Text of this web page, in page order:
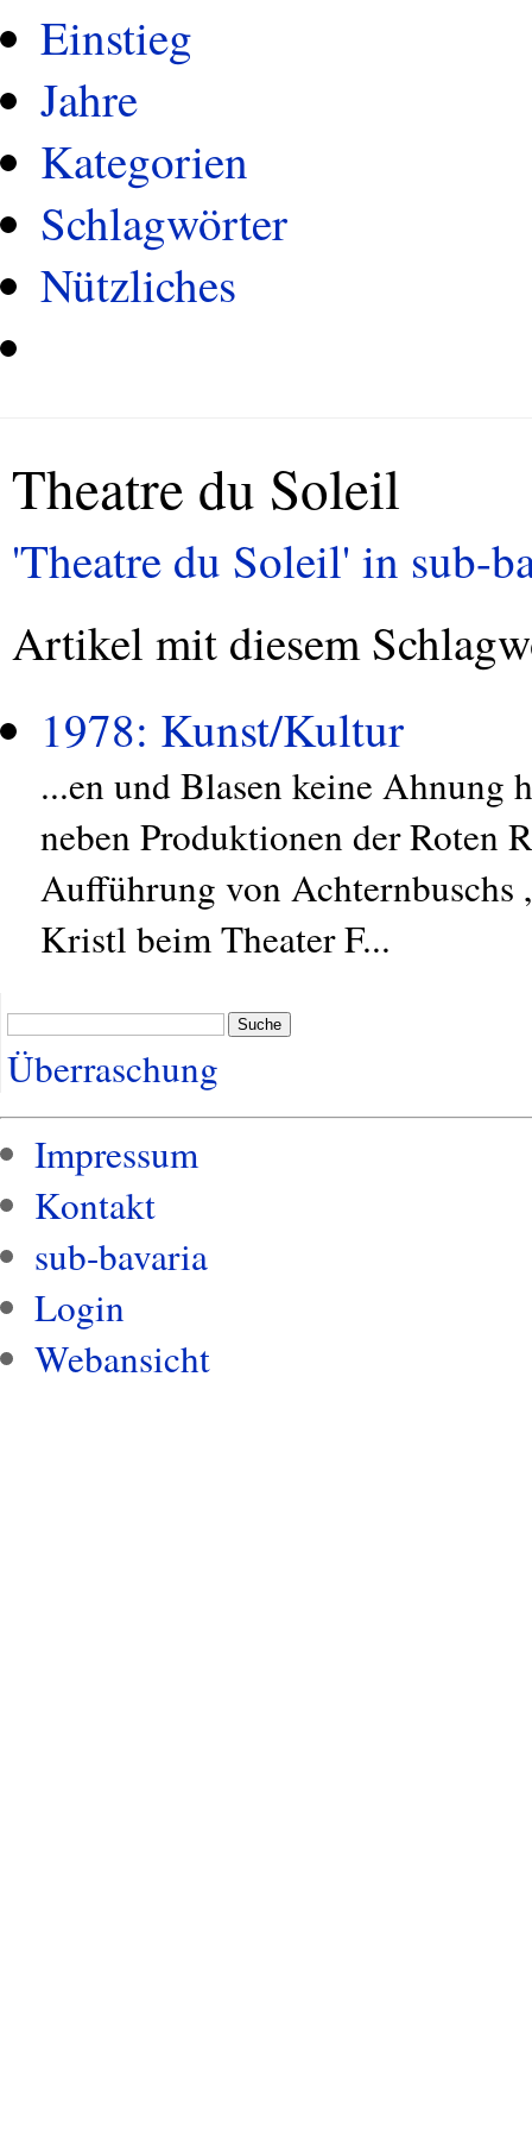
Einstieg
Jahre
Kategorien
Schlagwörter
Nützliches
Theatre du Soleil
'Theatre du Soleil' in sub-
Artikel mit diesem
1978: Kunst/Kultur
...en und Blasen keine Ahnung
neben Produktionen der Roten
Aufführung von
Kristl beim Theater F...
Suche
Überraschung
Impressum
Kontakt
sub-bavaria
Login
Webansicht